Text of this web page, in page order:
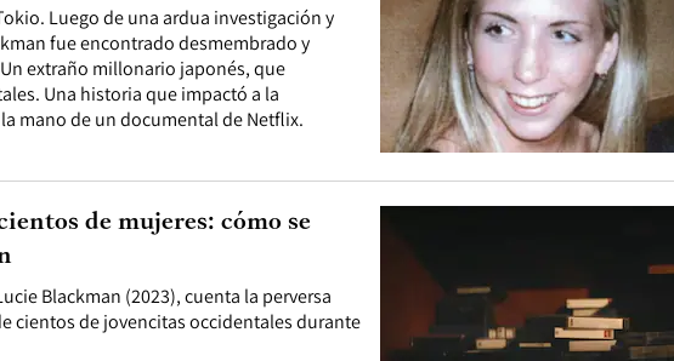
Luego de una ardua investigación y
fue encontrado desmembrado y
extraño millonario japonés, que
Una historia que impactó a la
mano de un documental de Netflix.
Blackman (2023), cuenta la perversa
cientos de jovencitas occidentales durante
de mujeres: cómo se